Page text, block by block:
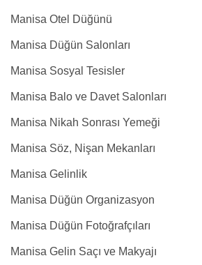
Manisa Otel Düğünü
Manisa Düğün Salonları
Manisa Sosyal Tesisler
Manisa Balo ve Davet Salonları
Manisa Nikah Sonrası Yemeği
Manisa Söz, Nişan Mekanları
Manisa Gelinlik
Manisa Düğün Organizasyon
Manisa Düğün Fotoğrafçıları
Manisa Gelin Saçı ve Makyajı